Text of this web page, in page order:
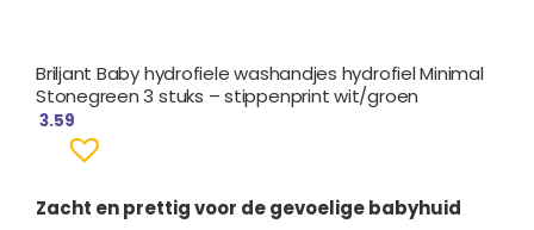
Briljant Baby hydrofiele washandjes hydrofiel Minimal
Stonegreen 3 stuks – stippenprint wit/groen
3.59
Zacht en prettig voor de gevoelige babyhuid